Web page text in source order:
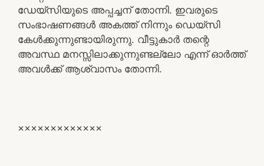
ഡേയ്‌സിയുടെ അപ്പച്ചന് തോന്നി. ഇവരുടെ
സംഭാഷണങ്ങൾ അകത്ത് നിന്നും ഡെയ്‌സി
കേൾക്കുന്നുണ്ടായിരുന്നു. വീട്ടുകാർ തന്റെ
അവസ്ഥ മനസ്സിലാക്കുന്നുണ്ടല്ലോ എന്ന് ഓർത്ത്
അവൾക്ക് ആശ്വാസം തോന്നി.
×××××××××××××